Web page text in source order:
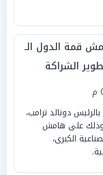
قمة الدول الـ
الشراكة
دونالد ترامب،
وذلك على هامش
الكبرى،